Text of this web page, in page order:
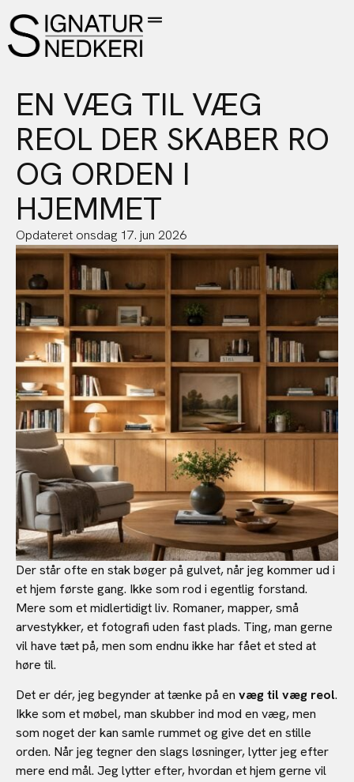
EN VÆG TIL VÆG
REOL DER SKABER RO
OG ORDEN I
HJEMMET
Opdateret onsdag 17. jun 2026
Der står ofte en stak bøger på gulvet, når jeg kommer ud i
et hjem første gang. Ikke som rod i egentlig forstand.
Mere som et midlertidigt liv. Romaner, mapper, små
arvestykker, et fotografi uden fast plads. Ting, man gerne
vil have tæt på, men som endnu ikke har fået et sted at
høre til.
Det er dér, jeg begynder at tænke på en væg til væg reol.
Ikke som et møbel, man skubber ind mod en væg, men
som noget der kan samle rummet og give det en stille
orden. Når jeg tegner den slags løsninger, lytter jeg efter
mere end mål. Jeg lytter efter, hvordan et hjem gerne vil